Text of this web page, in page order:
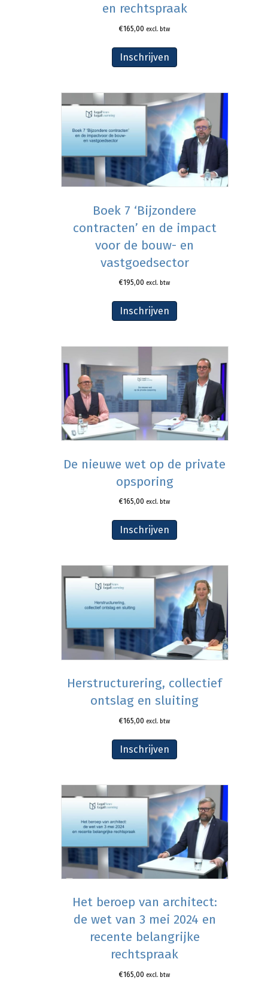
en rechtspraak
€165,00 excl. btw
Inschrijven
Boek 7 ‘Bijzondere
contracten’ en de impact
voor de bouw- en
vastgoedsector
€195,00 excl. btw
Inschrijven
De nieuwe wet op de private
opsporing
€165,00 excl. btw
Inschrijven
Herstructurering, collectief
ontslag en sluiting
€165,00 excl. btw
Inschrijven
Het beroep van architect:
de wet van 3 mei 2024 en
recente belangrijke
rechtspraak
€165,00 excl. btw